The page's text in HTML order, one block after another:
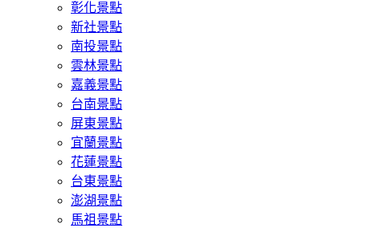
彰化景點
新社景點
南投景點
雲林景點
嘉義景點
台南景點
屏東景點
宜蘭景點
花蓮景點
台東景點
澎湖景點
馬祖景點